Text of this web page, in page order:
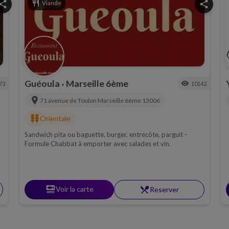
restaurant Viande share
Guéoula • Marseille 6ème visibility 10142
location_on 71 avenue de Toulon Marseille 6ème 13006
kebab_diningOrientale
Sandwich pita ou baguette, burger, entrecôte, parguit -
Formule Chabbat à emporter avec salades et vin.
set_mealVoir la carte restaurant_menuReserver